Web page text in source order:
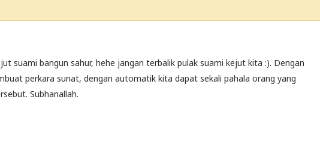
suami bangun sahur, hehe jangan terbalik pulak suami kejut kita :). Dengan
perkara sunat, dengan automatik kita dapat sekali pahala orang yang
Subhanallah.